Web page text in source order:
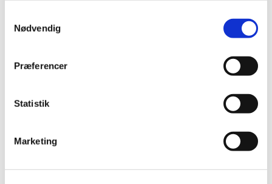
Nødvendig
Præferencer
Statistik
Marketing
Want to join the discussion?
Skriv et svar
Krævede felter
er markeret med
E-mail*
Websted